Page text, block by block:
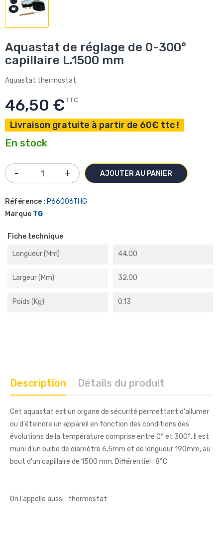
Aquastat de réglage de 0-300°
capillaire L.1500 mm
Aquastat thermostat
46,50 €TTC
Livraison gratuite à partir de 60€ ttc !
En stock
AJOUTER AU PANIER
Référence : P66006THG
Marque TG
Fiche technique
Longueur (mm) 44.00
Largeur (mm) 32.00
Poids (kg) 0.13
Description Détails du produit
Cet aquastat est un organe de sécurité permettant d'allumer
ou d'éteindre un appareil en fonction des conditions des
évolutions de la température comprise entre 0° et 300°. Il est
muni d'un bulbe de diamètre 6,5mm et de longueur 190mm, au
bout d'un capillaire de 1500 mm. Différentiel : 8°C
On l'appelle aussi : thermostat